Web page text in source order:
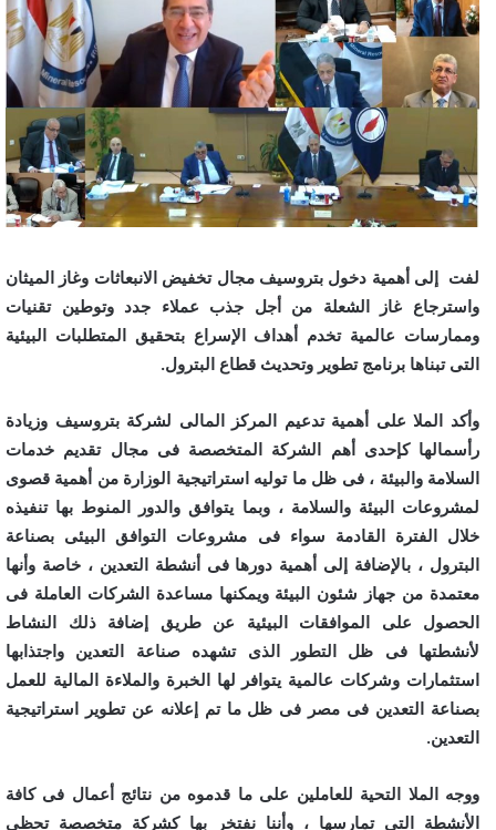
لفت إلى أهمية دخول بتروسيف مجال تخفيض الانبعاثات وغاز الميثان
واسترجاع غاز الشعلة من أجل جذب عملاء جدد وتوطين تقنيات
وممارسات عالمية تخدم أهداف الإسراع بتحقيق المتطلبات البيئية
التى تبناها برنامج تطوير وتحديث قطاع البترول.
وأكد الملا على أهمية تدعيم المركز المالى لشركة بتروسيف وزيادة
رأسمالها كإحدى أهم الشركة المتخصصة فى مجال تقديم خدمات
السلامة والبيئة ، فى ظل ما توليه استراتيجية الوزارة من أهمية قصوى
لمشروعات البيئة والسلامة ، وبما يتوافق والدور المنوط بها تنفيذه
خلال الفترة القادمة سواء فى مشروعات التوافق البيئى بصناعة
البترول ، بالإضافة إلى أهمية دورها فى أنشطة التعدين ، خاصة وأنها
معتمدة من جهاز شئون البيئة ويمكنها مساعدة الشركات العاملة فى
الحصول على الموافقات البيئية عن طريق إضافة ذلك النشاط
لأنشطتها فى ظل التطور الذى تشهده صناعة التعدين واجتذابها
استثمارات وشركات عالمية يتوافر لها الخبرة والملاءة المالية للعمل
بصناعة التعدين فى مصر فى ظل ما تم إعلانه عن تطوير استراتيجية
التعدين.
ووجه الملا التحية للعاملين على ما قدموه من نتائج أعمال فى كافة
الأنشطة التى تمارسها ، وأننا نفتخر بها كشركة متخصصة تحظى